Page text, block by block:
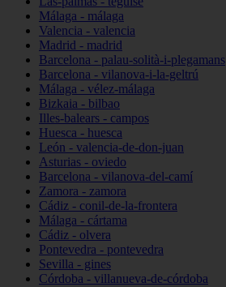
Málaga - málaga
Valencia - valencia
Madrid - madrid
Barcelona - palau-solità-i-plegamans
Barcelona - vilanova-i-la-geltrú
Málaga - vélez-málaga
Bizkaia - bilbao
Illes-balears - campos
Huesca - huesca
León - valencia-de-don-juan
Asturias - oviedo
Barcelona - vilanova-del-camí
Zamora - zamora
Cádiz - conil-de-la-frontera
Málaga - cártama
Cádiz - olvera
Pontevedra - pontevedra
Sevilla - gines
Córdoba - villanueva-de-córdoba